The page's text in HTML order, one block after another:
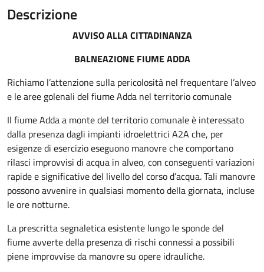
Descrizione
AVVISO ALLA CITTADINANZA
BALNEAZIONE FIUME ADDA
Richiamo l’attenzione sulla pericolosità nel frequentare l’alveo
e le aree golenali del fiume Adda nel territorio comunale
Il fiume Adda a monte del territorio comunale è interessato
dalla presenza dagli impianti idroelettrici A2A che, per
esigenze di esercizio eseguono manovre che comportano
rilasci improvvisi di acqua in alveo, con conseguenti variazioni
rapide e significative del livello del corso d’acqua. Tali manovre
possono avvenire in qualsiasi momento della giornata, incluse
le ore notturne.
La prescritta segnaletica esistente lungo le sponde del
fiume avverte della presenza di rischi connessi a possibili
piene improvvise da manovre su opere idrauliche.